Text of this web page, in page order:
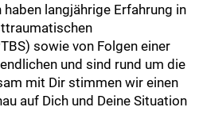
langjährige Erfahrung in
sowie von Folgen einer
und sind rund um die
mit Dir stimmen wir einen
auf Dich und Deine Situation